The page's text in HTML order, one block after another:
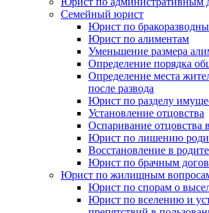
Семейный юрист
Юрист по
Юрист по алиментам
Уменьшение размера
Определение порядка
Определение места
после развода
Юрист по разделу
Установление отцовства
Оспаривание отцовства
Юрист по лишению
Восстановление в
Юрист по брачным
Юрист по жилищным
Юрист по спорам о
Юрист по вселению и